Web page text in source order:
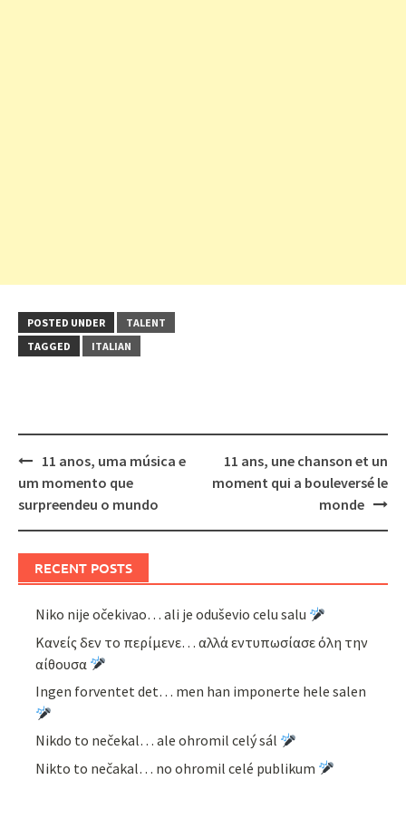
POSTED UNDER
TALENT
TAGGED
ITALIAN
Post
navigation
11 anos, uma música e
um momento que
surpreendeu o mundo
11 ans, une chanson et un
moment qui a bouleversé le
monde
RECENT POSTS
Niko nije očekivao… ali je oduševio celu salu
Κανείς δεν το περίμενε… αλλά εντυπωσίασε όλη την
αίθουσα
Ingen forventet det… men han imponerte hele salen
Nikdo to nečekal… ale ohromil celý sál
Nikto to nečakal… no ohromil celé publikum